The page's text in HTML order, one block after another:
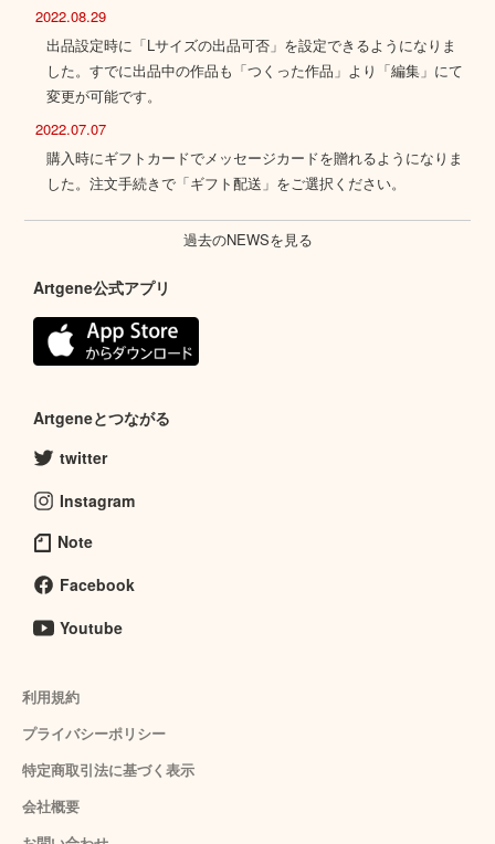
2022.08.29
出品設定時に「Lサイズの出品可否」を設定できるようになりま
した。すでに出品中の作品も「つくった作品」より「編集」にて
変更が可能です。
2022.07.07
購入時にギフトカードでメッセージカードを贈れるようになりま
した。注文手続きで「ギフト配送」をご選択ください。
過去のNEWSを見る
Artgene公式アプリ
Artgeneとつながる
twitter
Instagram
Note
Facebook
Youtube
利用規約
プライバシーポリシー
特定商取引法に基づく表示
会社概要